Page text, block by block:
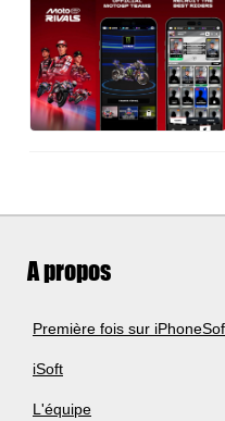
A propos
Première fois sur
iSoft
L'équipe